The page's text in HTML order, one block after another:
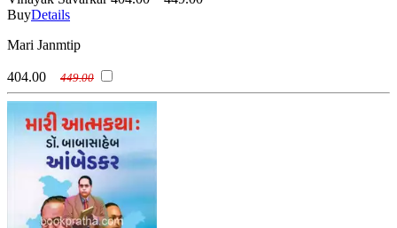
BuyDetails
Mari Janmtip
404.00 449.00